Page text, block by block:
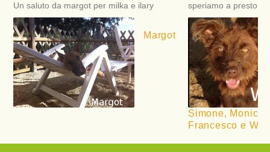
Un saluto da margot per milka e ilary
Margot
speriamo a presto!
Simone,
Francesco e